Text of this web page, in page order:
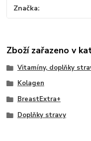
Značka
Zboží zařazeno v
Vitamíny, doplňky
Kolagen
BreastExtra+
Doplňky stravy